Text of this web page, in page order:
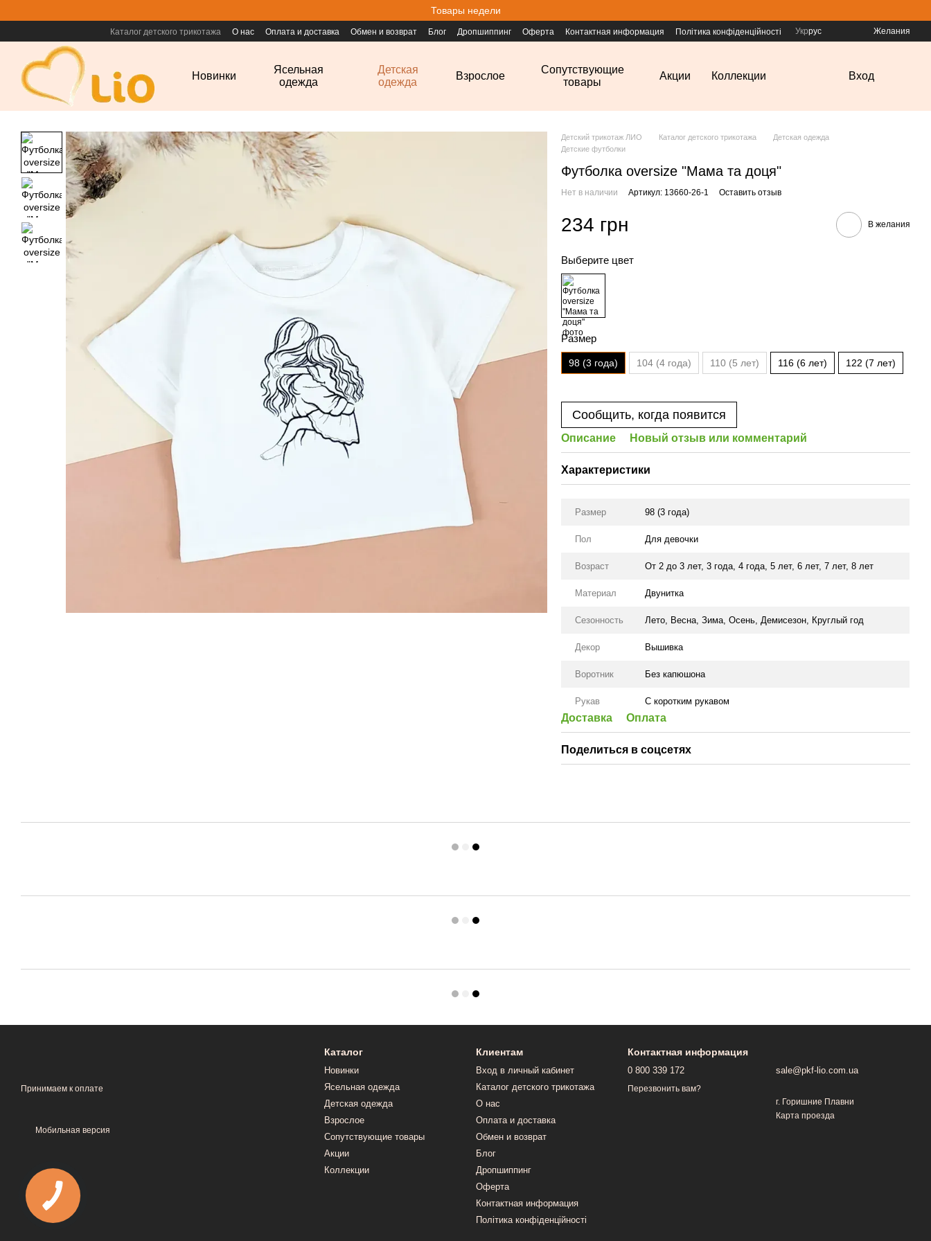
Товары недели
Каталог детского трикотажа О нас Оплата и доставка Обмен и возврат Блог Дропшиппинг Оферта Контактная информация Політика конфіденційності Укррус Желания
Новинки
Ясельная
одежда
Детская
одежда
Взрослое
Сопутствующие
товары
Акции Коллекции Вход
Детский трикотаж ЛИО Каталог детского трикотажа
Детская одежда
Детские футболки
Футболка oversize "Мама та доця"
Нет в наличии Артикул: 13660-26-1 Оставить отзыв
234 грн В желания
Выберите цвет
Размер
98 (3 года) 104 (4 года) 110 (5 лет) 116 (6 лет) 122 (7 лет)
Сообщить, когда появится
Описание Новый отзыв или комментарий
Характеристики
Размер 98 (3 года)
Пол Для девочки
Возраст От 2 до 3 лет,3 года,4 года,5 лет,6 лет,7 лет,8 лет
Материал Двунитка
Сезонность Лето, Весна, Зима, Осень, Демисезон, Круглый год
Декор Вышивка
Воротник Без капюшона
Рукав С коротким рукавом
Доставка Оплата
Поделиться в соцсетях
Принимаем к оплате
Мобильная версия
Каталог
Новинки
Ясельная одежда
Детская одежда
Взрослое
Сопутствующие товары
Акции
Коллекции
Клиентам
Вход в личный кабинет
Каталог детского трикотажа
О нас
Оплата и доставка
Обмен и возврат
Блог
Дропшиппинг
Оферта
Контактная информация
Політика конфіденційності
Контактная информация
0 800 339 172
Перезвонить вам?
sale@pkf-lio.com.ua
г. Горишние Плавни
Карта проезда